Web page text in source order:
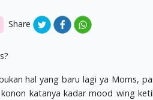
Share
hal yang baru lagi ya Moms,
katanya kadar mood wing